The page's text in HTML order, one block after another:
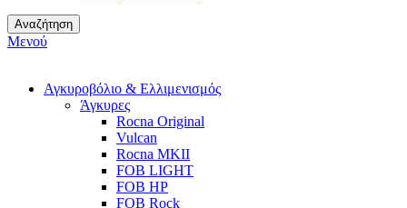
Αναζήτηση
Μενού
Αγκυροβόλιο & Ελλιμενισμός
Άγκυρες
Rocna Original
Vulcan
Rocna MKII
FOB LIGHT
FOB HP
FOB Rock